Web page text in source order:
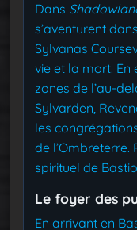
Dans
s’aventurent
Sylvanas
vie et la mort.
zones de l’au-
Sylvarden,
les
de
spirituel de
Le foyer des
En arrivant en